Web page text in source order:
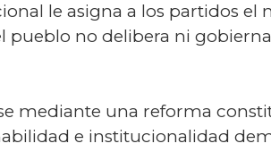
le asigna a los partidos
pueblo no delibera ni
mediante una reforma
e institucionalidad